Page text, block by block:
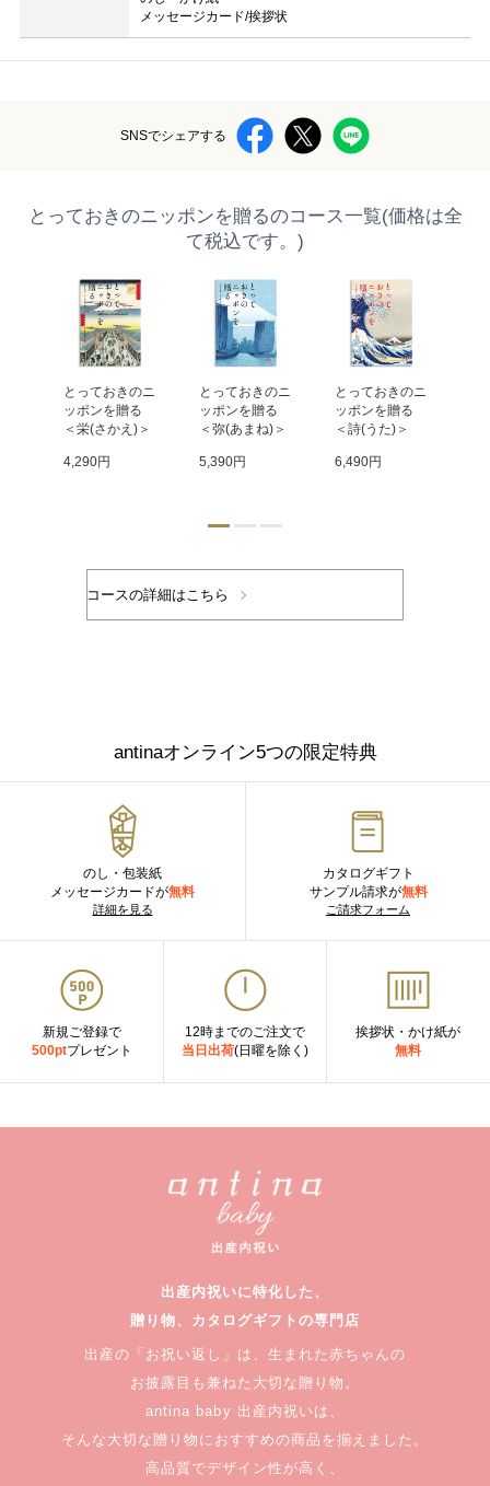
メッセージカード/挨拶状
SNSでシェアする
とっておきのニッポンを贈るのコース一覧(価格は全
て税込です。)
とっておきのニ
ッポンを贈る
＜栄(さかえ)＞
4,290円
とっておきのニ
ッポンを贈る
＜弥(あまね)＞
5,390円
とっておきのニ
ッポンを贈る
＜詩(うた)＞
6,490円
antinaオンライン5つの限定特典
のし・包装紙
メッセージカードが無料
詳細を見る
カタログギフト
サンプル請求が無料
ご請求フォーム
新規ご登録で
500ptプレゼント
12時までのご注文で
当日出荷(日曜を除く)
挨拶状・かけ紙が
無料
出産内祝いに特化した、
贈り物、カタログギフトの専門店
出産の「お祝い返し」は、生まれた赤ちゃんの
お披露目も兼ねた大切な贈り物。
antina baby 出産内祝いは、
そんな大切な贈り物におすすめの商品を揃えました。
高品質でデザイン性が高く、